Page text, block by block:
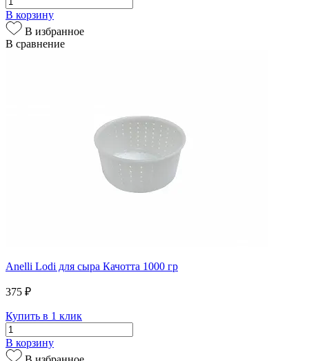
В корзину
В избранное
В сравнение
Anelli Lodi для сыра Качотта 1000 гр
375 ₽
Купить в 1 клик
В корзину